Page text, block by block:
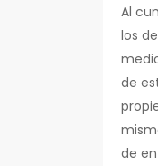
Al
los
de
de